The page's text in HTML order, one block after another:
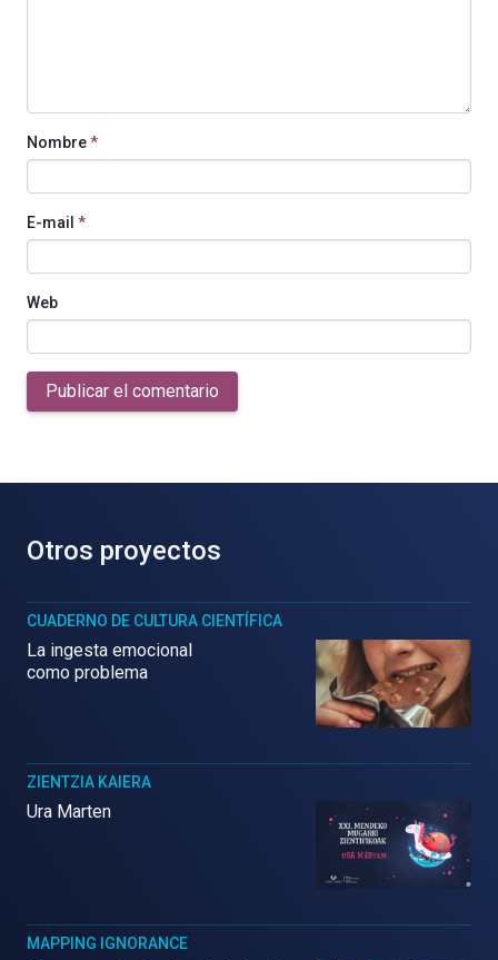
Nombre*
E-mail *
Web
Publicar el comentario
Otros proyectos
CUADERNO DE CULTURA CIENTÍFICA
La ingesta emocional
como problema
ZIENTZIA KAIERA
Ura Marten
MAPPING IGNORANCE